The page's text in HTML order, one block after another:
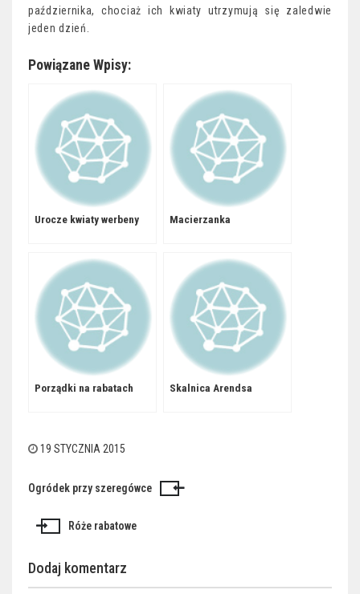
października, chociaż ich kwiaty utrzymują się zaledwie
jeden dzień.
Powiązane Wpisy:
Urocze kwiaty werbeny Macierzanka
Porządki na rabatach Skalnica Arendsa
19 STYCZNIA 2015
Nawigacja
wpisu
Ogródek przy szeregówce
Róże rabatowe
Dodaj komentarz